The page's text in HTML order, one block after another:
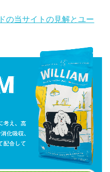
の当サイトの見解とユー